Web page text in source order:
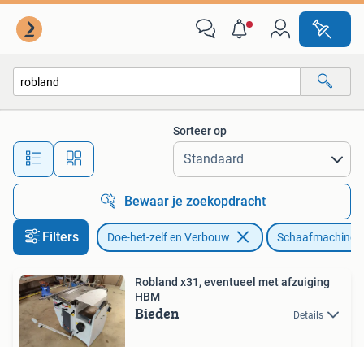
Alle afstanden…
Sorteer op
Bewaar je zoekopdracht
Filters Doe-het-zelf en Verbouw Schaafmachines
Robland x31, eventueel met afzuiging
HBM
Bieden Details